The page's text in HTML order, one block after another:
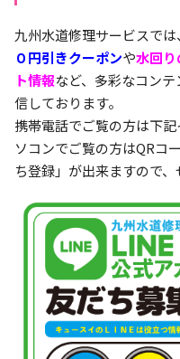
九州水道修理サービスで
０円引きクーポンや水回
ト情報など、多彩なコン
信しております。
携帯電話でご覧の方は下
ソコンでご覧の方はQRコ
ち登録」が出来ますので